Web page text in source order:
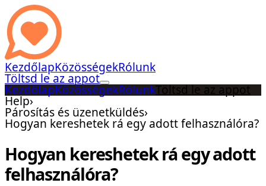
KezdőlapKözösségekRólunk
Töltsd le az appot
KezdőlapKözösségekRólunkTöltsd le az appot
Help›
Párosítás és üzenetküldés›
Hogyan kereshetek rá egy adott felhasználóra?
Hogyan kereshetek rá egy adott
felhasználóra?